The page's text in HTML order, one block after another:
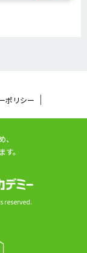
ポリシー
。
reserved.